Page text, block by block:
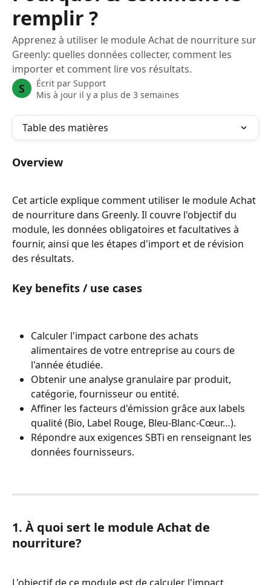
remplir ?
Apprenez à utiliser le module Achat de nourriture sur
Greenly: quelles données collecter, comment les
importer et comment lire vos résultats.
S Écrit par Support
Mis à jour il y a plus de 3 semaines
Table des matières
Overview
Cet article explique comment utiliser le module Achat
de nourriture dans Greenly. Il couvre l'objectif du
module, les données obligatoires et facultatives à
fournir, ainsi que les étapes d'import et de révision
des résultats.
Key benefits / use cases
Calculer l'impact carbone des achats
alimentaires de votre entreprise au cours de
l'année étudiée.
Obtenir une analyse granulaire par produit,
catégorie, fournisseur ou entité.
Affiner les facteurs d'émission grâce aux labels
qualité (Bio, Label Rouge, Bleu-Blanc-Cœur…).
Répondre aux exigences SBTi en renseignant les
données fournisseurs.
1. À quoi sert le module Achat de
nourriture?